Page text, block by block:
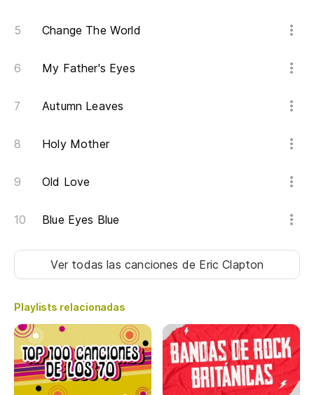
Change The World
My Father's Eyes
Autumn Leaves
Holy Mother
Old Love
Blue Eyes Blue
Ver todas las canciones de Eric Clapton
Playlists relacionadas